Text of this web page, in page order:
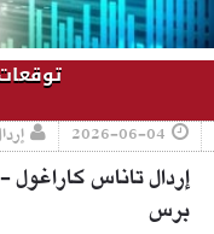
2026-06-04
إردال تاناس
برس